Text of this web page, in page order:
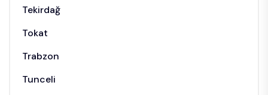
Tekirdağ
Tokat
Trabzon
Tunceli